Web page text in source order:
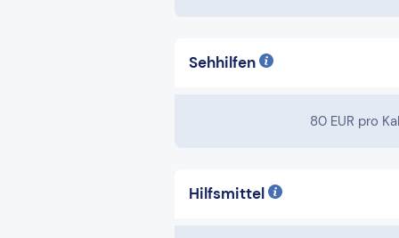
Sehhilfen
80 EUR pro
Hilfsmittel